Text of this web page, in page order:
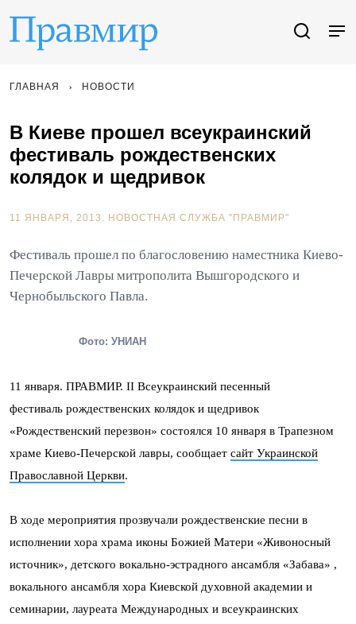
ГЛАВНАЯ НОВОСТИ
В Киеве прошел всеукраинский
фестиваль рождественских
колядок и щедривок
11 ЯНВАРЯ, 2013. НОВОСТНАЯ СЛУЖБА "ПРАВМИР"
Фестиваль прошел по благословению наместника Киево-
Печерской Лавры митрополита Вышгородского и
Чернобыльского Павла.
Фото: УНИАН
11 января. ПРАВМИР. II Всеукраинский песенный
фестиваль рождественских колядок и щедривок
«Рождественский перезвон» состоялся 10 января в Трапезном
храме Киево-Печерской лавры, сообщает сайт Украинской
Православной Церкви.
В ходе мероприятия прозвучали рождественские песни в
исполнении хора храма иконы Божией Матери «Живоносный
источник», детского вокально-эстрадного ансамбля «Забава» ,
вокального ансамбля хора Киевской духовной академии и
семинарии, лауреата Международных и всеукраинских